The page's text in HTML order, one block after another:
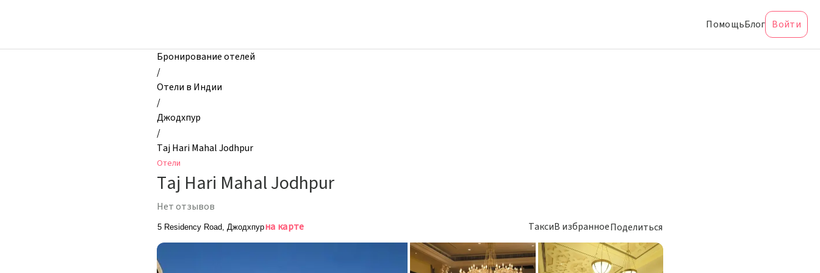
Taj
ПомощьБлог Войти
Бронирование отелей
/
Отели в Индии
/
Джодхпур
/
Taj Hari Mahal Jodhpur
Отели
Taj Hari Mahal Jodhpur
Нет отзывов
5 Residency Road, Джодхпурна карте ТаксиВ избранноеПоделиться